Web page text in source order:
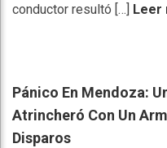
conductor resultó […] Leer
Pánico En Mendoza:
Atrincheró Con Un
Disparos